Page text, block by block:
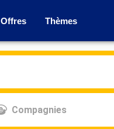
Offres Thèmes
Compagnies